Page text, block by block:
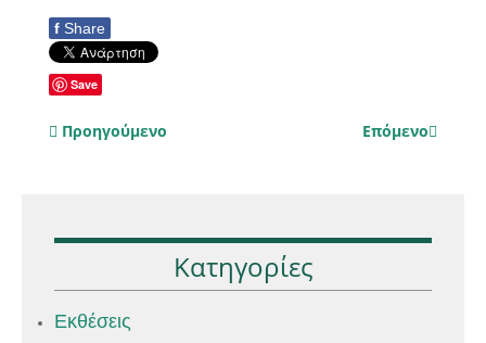
f Share
Save
Προηγούμενο Επόμενο
Κατηγορίες
Εκθέσεις